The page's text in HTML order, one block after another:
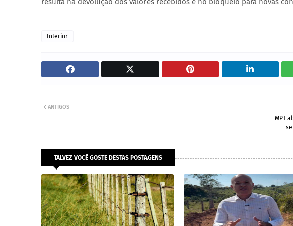
Interior
MPT
ANTIGOS
TALVEZ VOCÊ GOSTE DESTAS POSTAGENS